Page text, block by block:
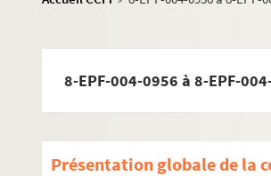
8-EPF-004-0956 à 8-EPF-
Présentation globale de la